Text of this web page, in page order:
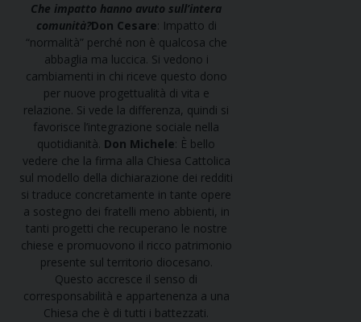
Che impatto hanno avuto sull’intera
comunità?Don Cesare: Impatto di
“normalità” perché non è qualcosa che
abbaglia ma luccica. Si vedono i
cambiamenti in chi riceve questo dono
per nuove progettualità di vita e
relazione. Si vede la differenza, quindi si
favorisce l’integrazione sociale nella
quotidianità. Don Michele: È bello
vedere che la firma alla Chiesa Cattolica
sul modello della dichiarazione dei redditi
si traduce concretamente in tante opere
a sostegno dei fratelli meno abbienti, in
tanti progetti che recuperano le nostre
chiese e promuovono il ricco patrimonio
presente sul territorio diocesano.
Questo accresce il senso di
corresponsabilità e appartenenza a una
Chiesa che è di tutti i battezzati.